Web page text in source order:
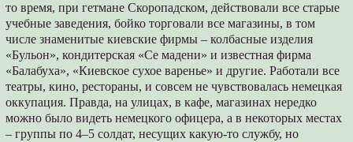
то время, при гетмане Скоропадском, действовали все старые
учебные заведения, бойко торговали все магазины, в том
числе знаменитые киевские фирмы – колбасные изделия
«Бульон», кондитерская «Се мадени» и известная фирма
«Балабуха», «Киевское сухое варенье» и другие. Работали все
театры, кино, рестораны, и совсем не чувствовалась немецкая
оккупация. Правда, на улицах, в кафе, магазинах нередко
можно было видеть немецкого офицера, а в некоторых местах
– группы по 4–5 солдат, несущих какую-то службу, но